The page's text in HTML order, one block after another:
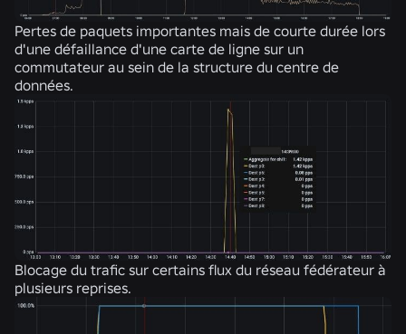
Pertes de paquets importantes mais de courte durée lors
d'une défaillance d'une carte de ligne sur un
commutateur au sein de la structure du centre de
données.
Blocage du trafic sur certains flux du réseau fédérateur à
plusieurs reprises.